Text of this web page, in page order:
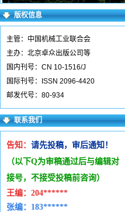
版权信息
主管：中国机械工业联合会
主办：北京卓众出版公司等
国内刊号：CN 10-1516/J
国际刊号：ISSN 2096-4420
邮发代号：80-934
联系我们
告知： 请先投稿，审后通知！
（以下Q为审稿通过后与编辑对
接号，不接受投稿前咨询）
王编： 204******
张编：183******